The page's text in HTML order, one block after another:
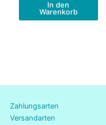
In den
Warenkorb
Zahlungsarten
Versandarten